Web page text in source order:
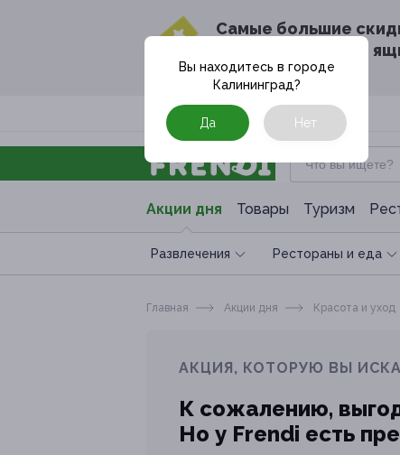
Cамые большие
в твоём почтовом
Москва
Акции дня Товары Туризм
Развлечения Рестораны и еда
Вы находитесь в городе
Калининград?
Да Нет
Главная Акции дня Красота и уход
АКЦИЯ, КОТОРУЮ ВЫ
К сожалению,
Но у Frendi есть